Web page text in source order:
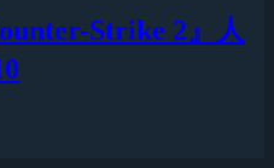
Strike 2』人